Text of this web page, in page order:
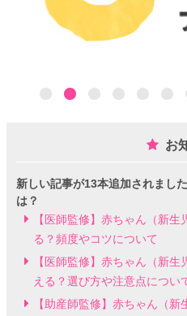
お
新しい記事が13本追加されまし
は？
【医師監修】赤ちゃん（新
る？頻度やコツについて
【医師監修】赤ちゃん（新
える？選び方や注意点につい
【助産師監修】赤ちゃん（